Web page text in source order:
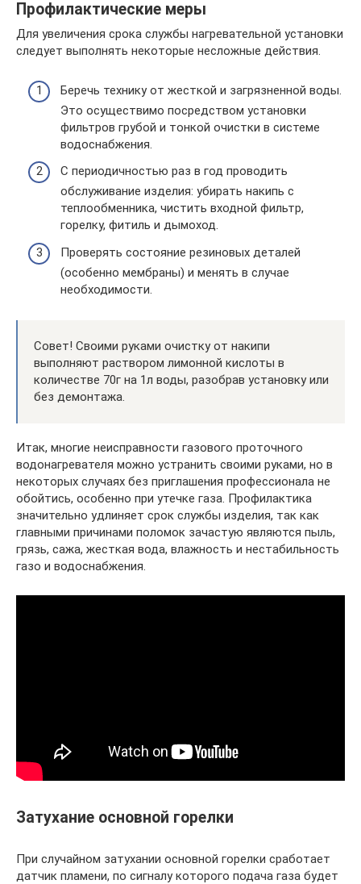
Профилактические меры
Для увеличения срока службы нагревательной установки
следует выполнять некоторые несложные действия.
Беречь технику от жесткой и загрязненной воды.
Это осуществимо посредством установки
фильтров грубой и тонкой очистки в системе
водоснабжения.
С периодичностью раз в год проводить
обслуживание изделия: убирать накипь с
теплообменника, чистить входной фильтр,
горелку, фитиль и дымоход.
Проверять состояние резиновых деталей
(особенно мембраны) и менять в случае
необходимости.
Совет! Своими руками очистку от накипи
выполняют раствором лимонной кислоты в
количестве 70г на 1л воды, разобрав установку или
без демонтажа.
Итак, многие неисправности газового проточного
водонагревателя можно устранить своими руками, но в
некоторых случаях без приглашения профессионала не
обойтись, особенно при утечке газа. Профилактика
значительно удлиняет срок службы изделия, так как
главными причинами поломок зачастую являются пыль,
грязь, сажа, жесткая вода, влажность и нестабильность
газо и водоснабжения.
Затухание основной горелки
При случайном затухании основной горелки сработает
датчик пламени, по сигналу которого подача газа будет